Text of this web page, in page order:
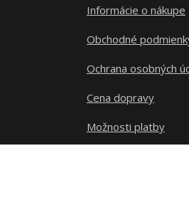
Informácie o nákupe
Obchodné
Ochrana osobných
Cena dopravy
Možnosti platby